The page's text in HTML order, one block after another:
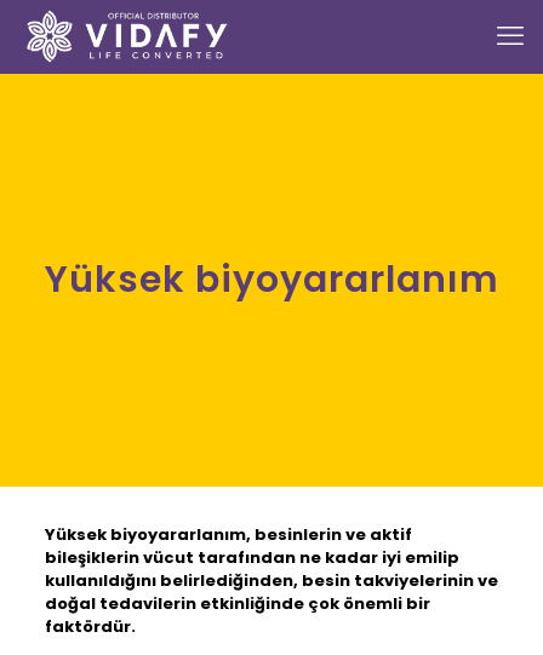
Yüksek biyoyararlanım
Yüksek biyoyararlanım, besinlerin ve aktif
bileşiklerin vücut tarafından ne kadar iyi emilip
kullanıldığını belirlediğinden, besin takviyelerinin ve
doğal tedavilerin etkinliğinde çok önemli bir
faktördür.